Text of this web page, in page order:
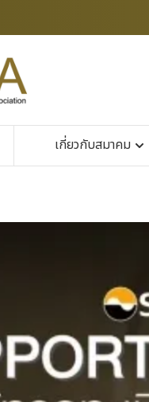
เกี่ยวกับสมาคม